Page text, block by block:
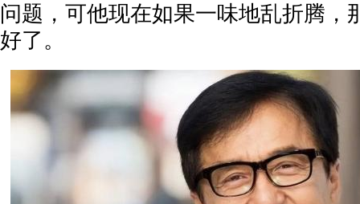
问题，可他现在如果一味地乱折腾，
好了。